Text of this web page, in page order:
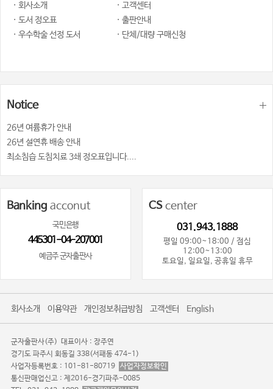
· 회사소개
· 고객센터
· 도서 정오표
· 출판안내
· 우수학술 선정 도서
· 단체/대량 구매신청
Notice
26년 여륨휴가 안내
26년 설연휴 배송 안내
최소침습 도침치료 3쇄 정오표입니다....
Banking acconut
국민은행
445301-04-207001
예금주 군자출판사
CScenter
031.943.1888
평일 09:00~18:00 / 점심
12:00~13:00
토요일, 일요일, 공휴일 휴무
회사소개 이용약관 개인정보취급방침 고객센터 English
군자출판사(주) 대표이사 : 장주연
경기도 파주시 회동길 338(서패동 474-1)
사업자등록번호 : 101-81-80719 사업자정보확인
통신판매업신고 : 제2016-경기파주-0085